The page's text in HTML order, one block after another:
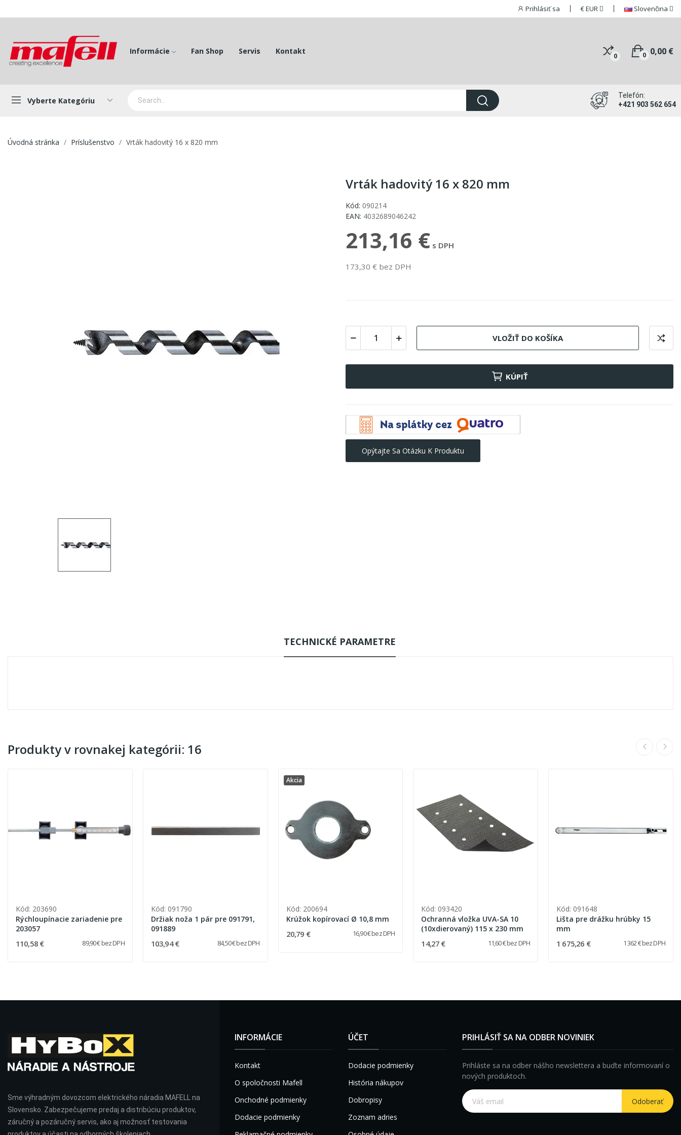
Prihlásiť sa €EUR Slovenčina
Informácie Fan Shop Servis Kontakt
0 0,00 €
0
Vyberte Kategóriu
Telefón:
+421 903 562 654
Úvodná stránka Príslušenstvo Vrták hadovitý 16 x 820 mm
Vrták hadovitý 16 x 820 mm
Kód: 090214
EAN: 4032689046242
213,16 € s DPH
173,30 € bez DPH
VLOŽIŤ DO KOŠÍKA
KÚPIŤ
Opýtajte Sa Otázku K Produktu
TECHNICKÉ PARAMETRE
Produkty v rovnakej kategórii: 16
Kód: 203690
Rýchloupínacie zariadenie pre
203057
110,58 € 89,90 € bez DPH
Kód: 091790
Držiak noža 1 pár pre 091791,
091889
103,94 € 84,50 € bez DPH
Akcia
Kód: 200694
Krúžok kopírovací Ø 10,8 mm
20,79 € 16,90 € bez DPH
Kód: 093420
Ochranná vložka UVA-SA 10
(10xdierovaný) 115 x 230 mm
14,27 € 11,60 € bez DPH
Kód: 091648
Lišta pre drážku hrúbky 15
mm
1 675,26 € 1 362 € bez DPH
Sme výhradným dovozcom elektrického náradia MAFELL na
Slovensko. Zabezpečujeme predaj a distribúciu produktov,
záručný a pozáručný servis, ako aj možnosť testovania
INFORMÁCIE
Kontakt
O spoločnosti Mafell
Onchodné podmienky
Dodacie podmienky
ÚČET
Dodacie podmienky
História nákupov
Dobropisy
Zoznam adries
PRIHLÁSIŤ SA NA ODBER NOVINIEK
Prihláste sa na odber nášho newslettera a buďte informovaní o
nových produktoch.
Odoberať